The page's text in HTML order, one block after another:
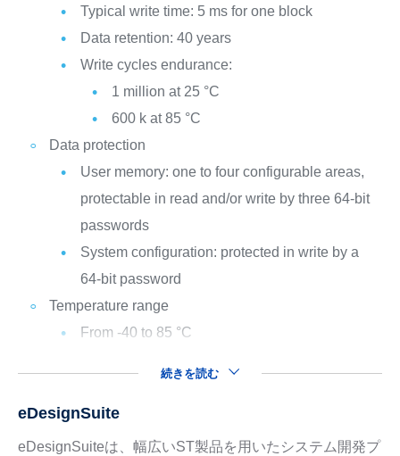
Typical write time: 5 ms for one block
Data retention: 40 years
Write cycles endurance:
1 million at 25 °C
600 k at 85 °C
Data protection
User memory: one to four configurable areas,
protectable in read and/or write by three 64-bit
passwords
System configuration: protected in write by a
64-bit password
Temperature range
From -40 to 85 °C
続きを読む
eDesignSuite
eDesignSuiteは、幅広いST製品を用いたシステム開発プ